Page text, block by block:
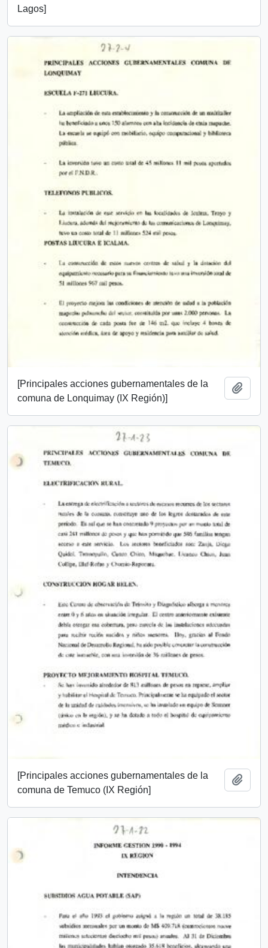
Lagos]
[Principales acciones gubernamentales de la
comuna de Lonquimay (IX Región)]
[Principales acciones gubernamentales de la
comuna de Temuco (IX Región]